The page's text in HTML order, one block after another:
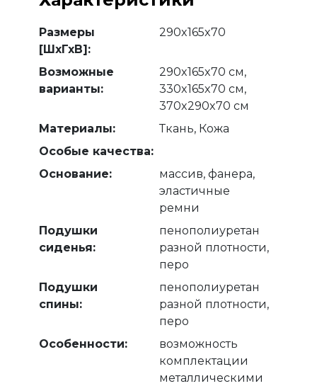
Размеры
[ШхГхВ]:
290x165x70
Возможные
варианты:
290x165x70 см,
330x165x70 см,
370x290x70 см
Материалы:
Ткань, Кожа
Особые качества:
Основание:
массив, фанера,
эластичные
ремни
Подушки
сиденья:
пенополиуретан
разной плотности,
перо
Подушки
спины:
пенополиуретан
разной плотности,
перо
Особенности:
возможность
комплектации
металлическими